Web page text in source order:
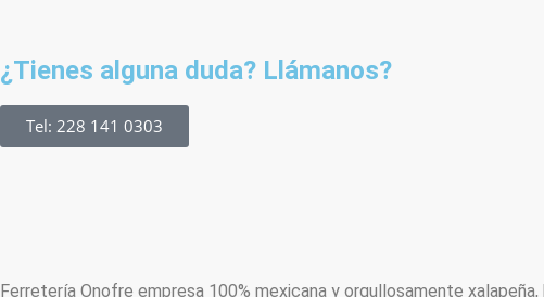
¿Tienes alguna duda? Llámanos?
Tel: 228 141 0303
Ferretería Onofre empresa 100% mexicana y orgullosamente